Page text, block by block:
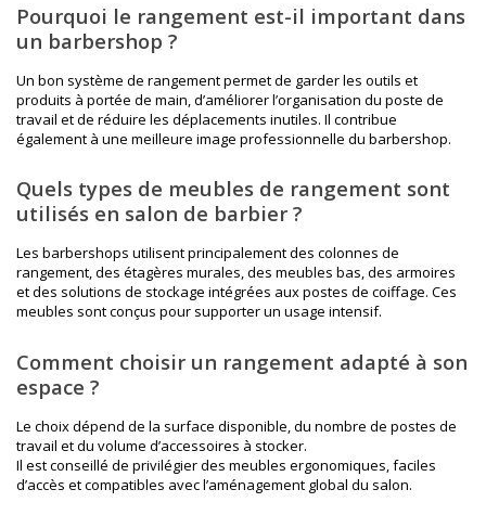
Pourquoi le rangement est-il important dans
un barbershop ?
Un bon système de rangement permet de garder les outils et
produits à portée de main, d’améliorer l’organisation du poste de
travail et de réduire les déplacements inutiles. Il contribue
également à une meilleure image professionnelle du barbershop.
Quels types de meubles de rangement sont
utilisés en salon de barbier ?
Les barbershops utilisent principalement des colonnes de
rangement, des étagères murales, des meubles bas, des armoires
et des solutions de stockage intégrées aux postes de coiffage. Ces
meubles sont conçus pour supporter un usage intensif.
Comment choisir un rangement adapté à son
espace ?
Le choix dépend de la surface disponible, du nombre de postes de
travail et du volume d’accessoires à stocker.
Il est conseillé de privilégier des meubles ergonomiques, faciles
d’accès et compatibles avec l’aménagement global du salon.